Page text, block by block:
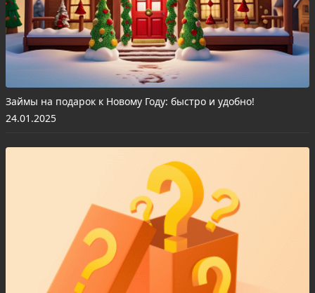
Займы на подарок к Новому Году: быстро и удобно!
24.01.2025